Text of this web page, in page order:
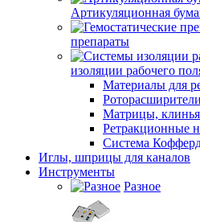
Артикуляционная
препараты
изоляции рабочего
Материалы для
Роторасширители
Матрицы, клинья
Ретракционные
Система
Иглы, шприцы для каналов
Инструменты
Разное